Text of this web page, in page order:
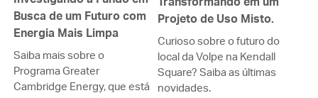
Busca de um Futuro com
Energia Mais Limpa
Saiba mais sobre o
Programa Greater
Cambridge Energy, que está
Projeto de Uso Misto.
Curioso sobre o futuro do
local da Volpe na Kendall
Square? Saiba as últimas
novidades.